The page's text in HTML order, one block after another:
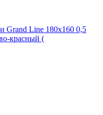
Grand Line 180x160 0,5
красный (